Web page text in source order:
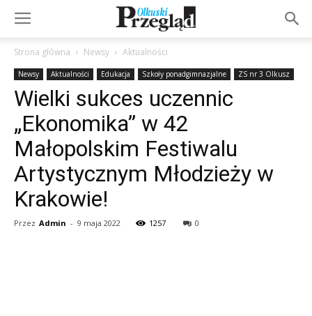
Strona główna Newsy Aktualności
Newsy Aktualności Edukacja Szkoły ponadgimnazjalne ZS nr 3 Olkusz
Wielki sukces uczennic
„Ekonomika” w 42
Małopolskim Festiwalu
Artystycznym Młodzieży w
Krakowie!
Przez Admin - 9 maja 2022 1257 0